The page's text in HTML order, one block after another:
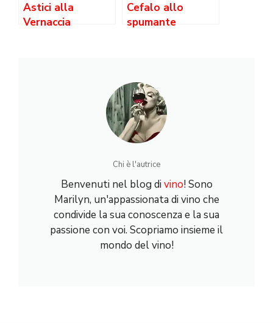
Astici alla
Vernaccia
Cefalo allo
spumante
Chi è l'autrice
Benvenuti nel blog divino! Sono
Marilyn, un'appassionata di vino che
condivide la sua conoscenza e la sua
passione con voi. Scopriamo insieme il
mondo del vino!